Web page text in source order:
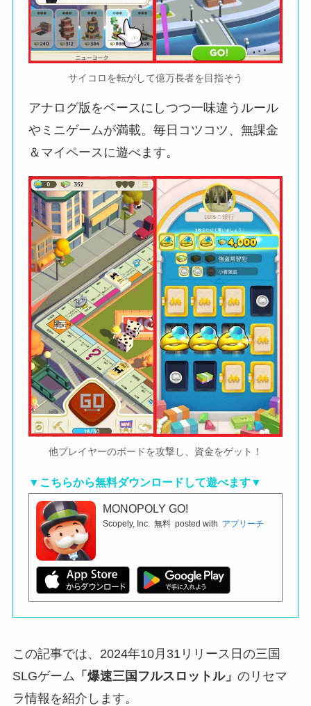
サイコロを転がして億万長者を目指そう
アナログ版をベースにしつつ一味違うルール
やミニゲームが満載。毎日コツコツ、無課金
＆マイペースに遊べます。
他プレイヤーのボードを攻撃し、資金をゲット！
▼こちらから無料ダウンロードして遊べます▼
MONOPOLY GO!
Scopely, Inc. 無料 posted with アプリーチ
この記事では、2024年10月31リリース日の三国
SLGゲーム 「爆速三国フルスロットル」 のリセマ
ラ情報を紹介します。